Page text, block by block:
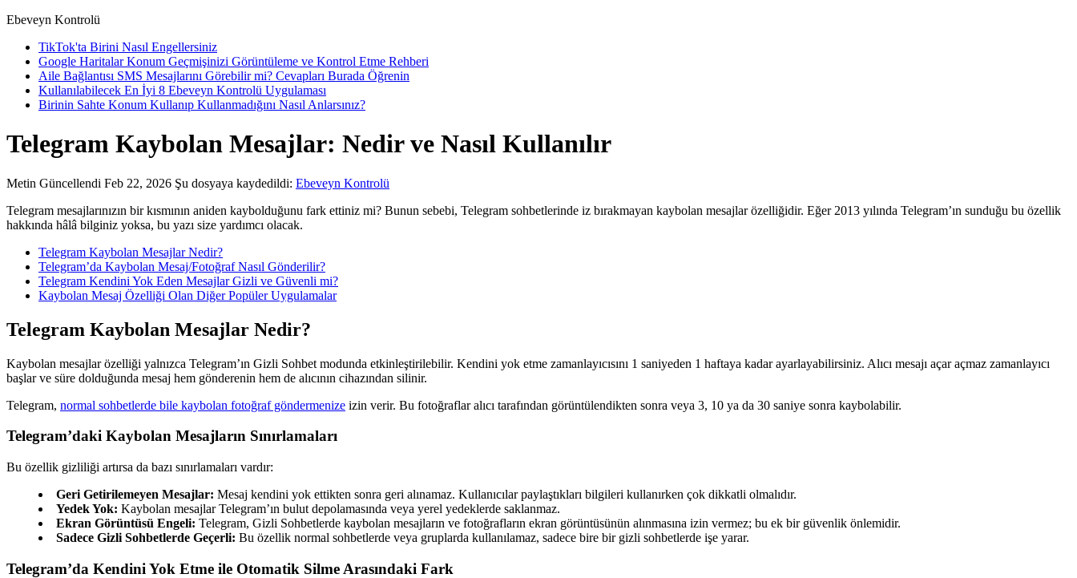
Ebeveyn Kontrolü
TikTok'ta Birini Nasıl Engellersiniz
Google Haritalar Konum Geçmişinizi Görüntüleme ve Kontrol Etme Rehberi
Aile Bağlantısı SMS Mesajlarını Görebilir mi? Cevapları Burada Öğrenin
Kullanılabilecek En İyi 8 Ebeveyn Kontrolü Uygulaması
Birinin Sahte Konum Kullanıp Kullanmadığını Nasıl Anlarsınız?
Telegram Kaybolan Mesajlar: Nedir ve Nasıl Kullanılır
Metin Güncellendi Feb 22, 2026 Şu dosyaya kaydedildi: Ebeveyn Kontrolü
Telegram mesajlarınızın bir kısmının aniden kaybolduğunu fark ettiniz mi? Bunun sebebi, Telegram sohbetlerinde iz bırakmayan kaybolan mesajlar özelliğidir. Eğer 2013 yılında Telegram’ın sunduğu bu özellik
hakkında hâlâ bilginiz yoksa, bu yazı size yardımcı olacak.
Telegram Kaybolan Mesajlar Nedir?
Telegram’da Kaybolan Mesaj/Fotoğraf Nasıl Gönderilir?
Telegram Kendini Yok Eden Mesajlar Gizli ve Güvenli mi?
Kaybolan Mesaj Özelliği Olan Diğer Popüler Uygulamalar
Telegram Kaybolan Mesajlar Nedir?
Kaybolan mesajlar özelliği yalnızca Telegram’ın Gizli Sohbet modunda etkinleştirilebilir. Kendini yok etme zamanlayıcısını 1 saniyeden 1 haftaya kadar ayarlayabilirsiniz. Alıcı mesajı açar açmaz zamanlayıcı
başlar ve süre dolduğunda mesaj hem gönderenin hem de alıcının cihazından silinir.
Telegram, normal sohbetlerde bile kaybolan fotoğraf göndermenize izin verir. Bu fotoğraflar alıcı tarafından görüntülendikten sonra veya 3, 10 ya da 30 saniye sonra kaybolabilir.
Telegram’daki Kaybolan Mesajların Sınırlamaları
Bu özellik gizliliği artırsa da bazı sınırlamaları vardır:
Geri Getirilemeyen Mesajlar: Mesaj kendini yok ettikten sonra geri alınamaz. Kullanıcılar paylaştıkları bilgileri kullanırken çok dikkatli olmalıdır.
Yedek Yok: Kaybolan mesajlar Telegram’ın bulut depolamasında veya yerel yedeklerde saklanmaz.
Ekran Görüntüsü Engeli: Telegram, Gizli Sohbetlerde kaybolan mesajların ve fotoğrafların ekran görüntüsünün alınmasına izin vermez; bu ek bir güvenlik önlemidir.
Sadece Gizli Sohbetlerde Geçerli: Bu özellik normal sohbetlerde veya gruplarda kullanılamaz, sadece bire bir gizli sohbetlerde işe yarar.
Telegram’da Kendini Yok Etme ile Otomatik Silme Arasındaki Fark